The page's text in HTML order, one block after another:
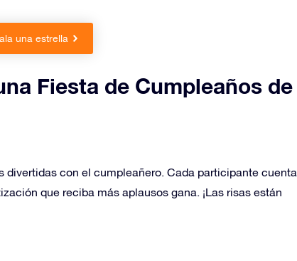
una estrella
Fiesta de Cumpleaños de
divertidas con el cumpleañero. Cada participante cuenta
que reciba más aplausos gana. ¡Las risas están